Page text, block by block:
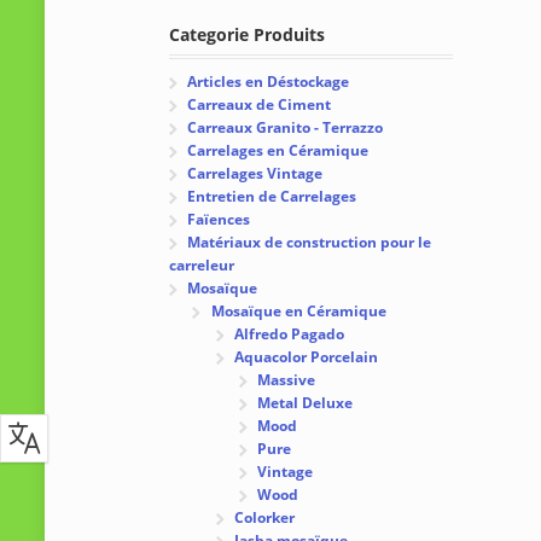
Categorie Produits
Articles en Déstockage
Carreaux de Ciment
Carreaux Granito - Terrazzo
Carrelages en Céramique
Carrelages Vintage
Entretien de Carrelages
Faïences
Matériaux de construction pour le
carreleur
Mosaïque
Mosaïque en Céramique
Alfredo Pagado
Aquacolor Porcelain
Massive
Metal Deluxe
Mood
Pure
Vintage
Wood
Colorker